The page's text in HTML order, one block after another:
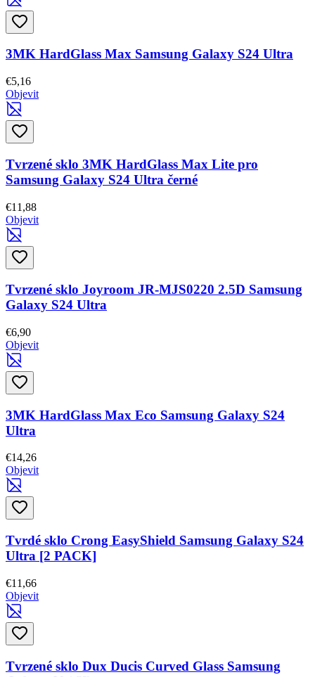
3MK HardGlass Max Samsung Galaxy S24 Ultra
€5,16
Objevit
Tvrzené sklo 3MK HardGlass Max Lite pro
Samsung Galaxy S24 Ultra černé
€11,88
Objevit
Tvrzené sklo Joyroom JR-MJS0220 2.5D Samsung
Galaxy S24 Ultra
€6,90
Objevit
3MK HardGlass Max Eco Samsung Galaxy S24
Ultra
€14,26
Objevit
Tvrdé sklo Crong EasyShield Samsung Galaxy S24
Ultra [2 PACK]
€11,66
Objevit
Tvrzené sklo Dux Ducis Curved Glass Samsung